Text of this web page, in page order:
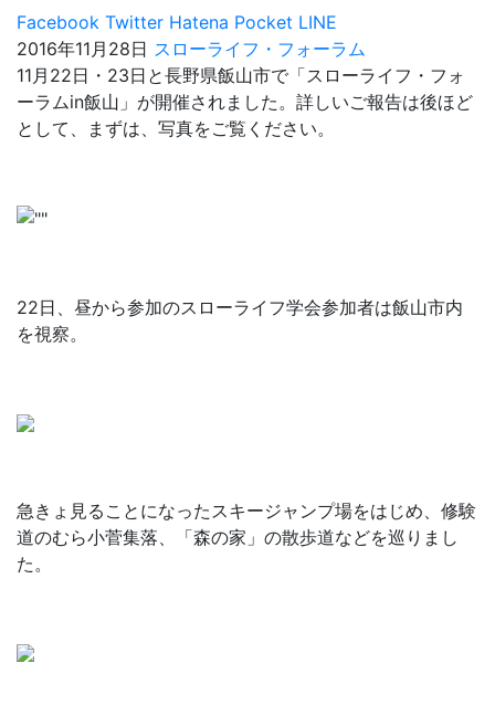
Facebook Twitter Hatena Pocket LINE
2016年11月28日 スローライフ・フォーラム
11月22日・23日と長野県飯山市で「スローライフ・フォ
ーラムin飯山」が開催されました。詳しいご報告は後ほど
として、まずは、写真をご覧ください。
22日、昼から参加のスローライフ学会参加者は飯山市内
を視察。
急きょ見ることになったスキージャンプ場をはじめ、修験
道のむら小菅集落、「森の家」の散歩道などを巡りまし
た。